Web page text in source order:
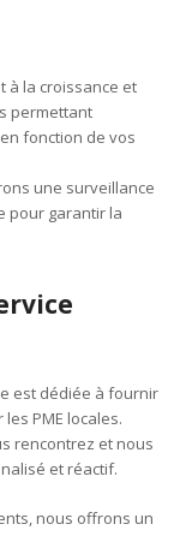
à la croissance et
permettant
fonction de vos
une surveillance
pour garantir la
est dédiée à fournir
PME locales.
rencontrez et nous
et réactif.
nous offrons un